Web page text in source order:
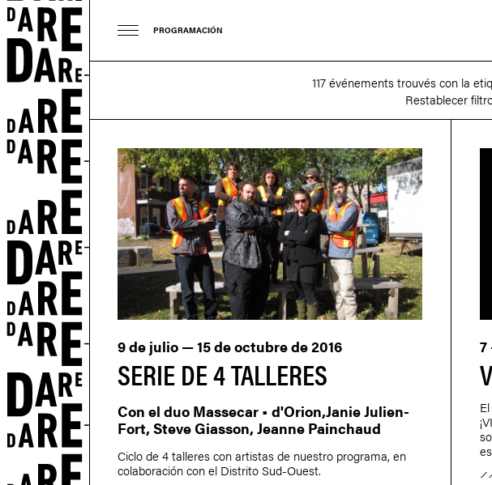
PROGRAMACIÓN
117 événements trouvés con la
Restablecer
SERIE DE 4 TALLERES
9 de julio — 15 de octubre de 2016
Con el duo Massecar • d'Orion,Janie Julien-
Fort, Steve Giasson, Jeanne Painchaud
Ciclo de 4 talleres con artistas de nuestro programa, en
colaboración con el Distrito Sud-Ouest.
7